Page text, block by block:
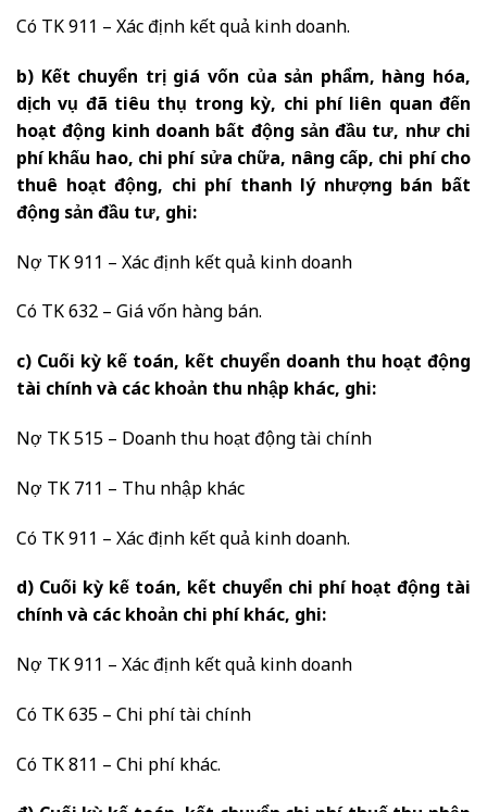
Có TK 911 – Xác định kết quả kinh doanh.
b) Kết chuyển trị giá vốn của sản phẩm, hàng hóa,
dịch vụ đã tiêu thụ trong kỳ, chi phí liên quan đến
hoạt động kinh doanh bất động sản đầu tư, như chi
phí khấu hao, chi phí sửa chữa, nâng cấp, chi phí cho
thuê hoạt động, chi phí thanh lý nhượng bán bất
động sản đầu tư, ghi:
Nợ TK 911 – Xác định kết quả kinh doanh
Có TK 632 – Giá vốn hàng bán.
c) Cuối kỳ kế toán, kết chuyển doanh thu hoạt động
tài chính và các khoản thu nhập khác, ghi:
Nợ TK 515 – Doanh thu hoạt động tài chính
Nợ TK 711 – Thu nhập khác
Có TK 911 – Xác định kết quả kinh doanh.
d) Cuối kỳ kế toán, kết chuyển chi phí hoạt động tài
chính và các khoản chi phí khác, ghi:
Nợ TK 911 – Xác định kết quả kinh doanh
Có TK 635 – Chi phí tài chính
Có TK 811 – Chi phí khác.